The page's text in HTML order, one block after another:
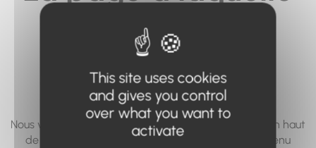
vous cherchez à
accéder n'existe
pas... ou plus.
Nous vous invitons à utiliser le moteur de recherche en haut
de page, ou à utiliser le menu pour trouver le contenu
This site uses cookies
and gives you control
over what you want to
activate